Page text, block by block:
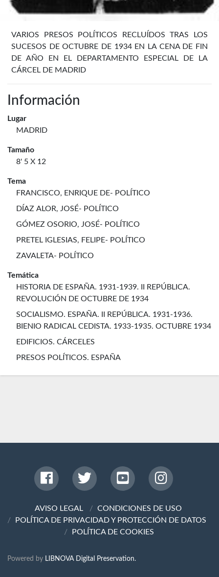
VARIOS PRESOS POLÍTICOS RECLUÍDOS TRAS LOS
SUCESOS DE OCTUBRE DE 1934 EN LA CENA DE FIN
DE AÑO EN EL DEPARTAMENTO ESPECIAL DE LA
CÁRCEL DE MADRID
Información
Lugar
MADRID
Tamaño
8' 5 X 12
Tema
FRANCISCO, ENRIQUE DE- POLÍTICO
DÍAZ ALOR, JOSÉ- POLÍTICO
GÓMEZ OSORIO, JOSÉ- POLÍTICO
PRETEL IGLESIAS, FELIPE- POLÍTICO
ZAVALETA- POLÍTICO
Temática
HISTORIA DE ESPAÑA. 1931-1939. II REPÚBLICA.
REVOLUCIÓN DE OCTUBRE DE 1934
SOCIALISMO. ESPAÑA. II REPÚBLICA. 1931-1936.
BIENIO RADICAL CEDISTA. 1933-1935. OCTUBRE 1934
EDIFICIOS. CÁRCELES
PRESOS POLÍTICOS. ESPAÑA
AVISO LEGAL
CONDICIONES DE USO
POLÍTICA DE PRIVACIDAD Y PROTECCIÓN DE DATOS
POLÍTICA DE COOKIES
Powered by LIBNOVA Digital Preservation.